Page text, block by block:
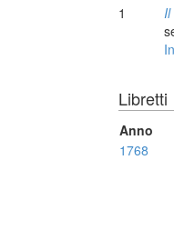
1 Il
Libretti
Anno
1768